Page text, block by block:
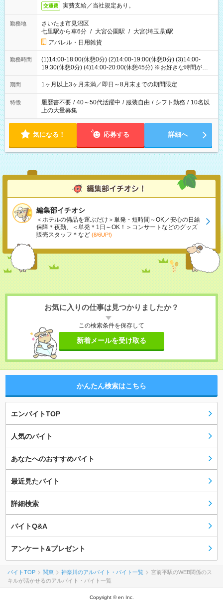
交通費 実費支給／当社規定あり。
勤務地
さいたま市見沼区
七里駅から車6分 / 大宮公園駅 / 大宮(埼玉県)駅
アパレル・日用雑貨
勤務時間
(1)14:00-18:00(休憩0分) (2)14:00-19:00(休憩0分) (3)14:00-
19:30(休憩0分) (4)14:00-20:00(休憩45分) ※お好きな時間が選べ
ます
期間 1ヶ月以上3ヶ月未満／即日～8月末までの期間限定
特徴 履歴書不要 / 40～50代活躍中 / 服装自由 / シフト勤務 / 10名以
上の大量募集
気になる！ 応募する 詳細へ
編集部イチオシ
＜ホテルの備品を運ぶだけ＞単発・短時間～OK／安心の日給
保障＊夜勤、＜単発＊1日～OK！＞コンサートなどのグッズ
販売スタッフ＊など (8/6UP!)
お気に入りの仕事は見つかりましたか？
この検索条件を保存して
新着メールを受け取る
かんたん検索はこちら
エンバイトTOP
人気のバイト
あなたへのおすすめバイト
最近見たバイト
詳細検索
バイトQ&A
アンケート&プレゼント
バイトTOP 関東 神奈川のアルバイト・バイト一覧
宮前平駅のWEB関係のス
キルが活かせるのアルバイト・バイト一覧
Copyright © en Inc.